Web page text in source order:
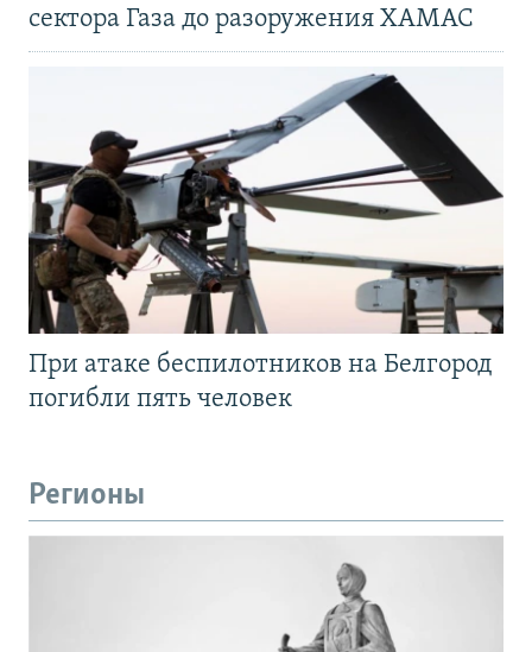
сектора Газа до разоружения ХАМАС
При атаке беспилотников на Белгород
погибли пять человек
Регионы